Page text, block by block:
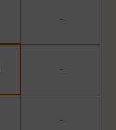
-
-
-